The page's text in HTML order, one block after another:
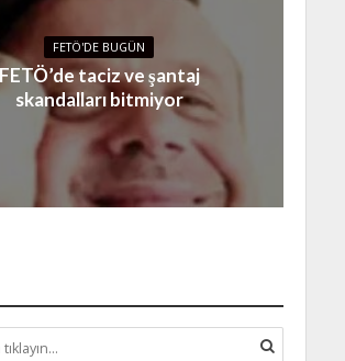
FETÖ'DE BUGÜN
FETÖ’de taciz ve şantaj
skandalları bitmiyor